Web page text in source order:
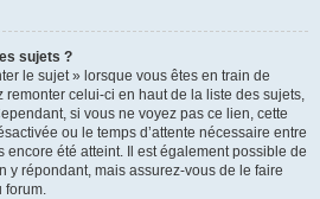
sujets ?
le sujet » lorsque vous êtes en train de
remonter celui-ci en haut de la liste des sujets,
si vous ne voyez pas ce lien, cette
ou le temps d’attente nécessaire entre
encore été atteint. Il est également possible de
y répondant, mais assurez-vous de le faire
forum.